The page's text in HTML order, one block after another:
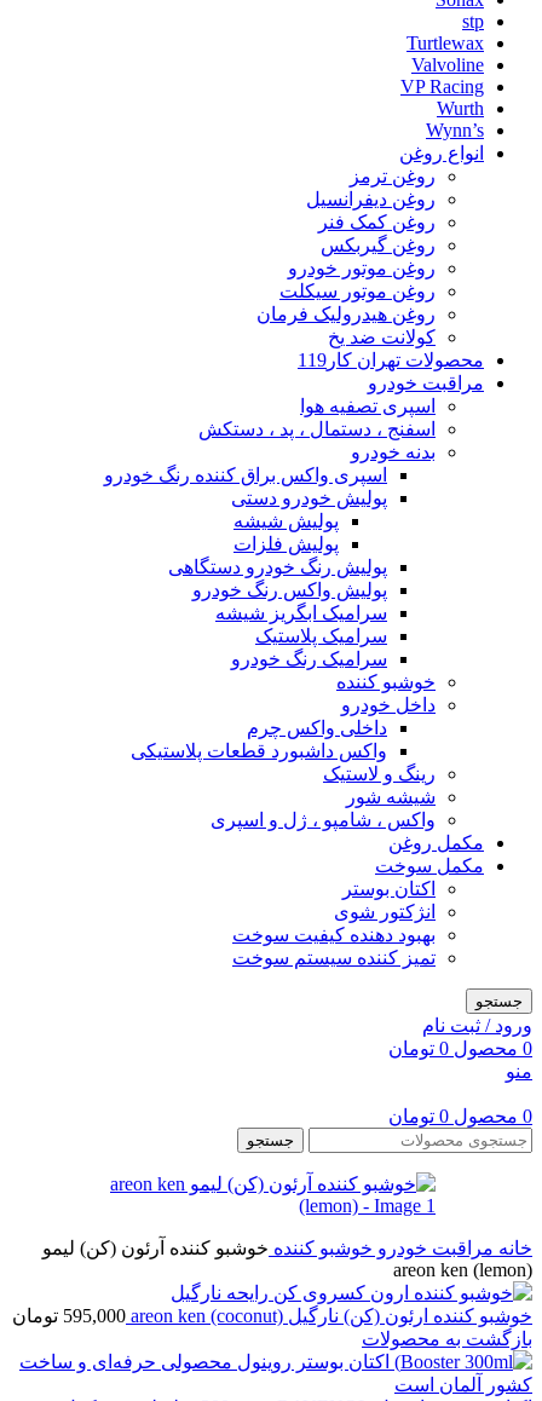
stp
Turtlewax
Valvoline
VP Racing
Wurth
Wynn’s
انواع روغن
روغن ترمز
روغن دیفرانسیل
روغن کمک فنر
روغن گیربکس
روغن موتور خودرو
روغن موتور سیکلت
روغن هیدرولیک فرمان
کولانت ضد یخ
محصولات تهران کار119
مراقبت خودرو
اسپری تصفیه هوا
اسفنج ، دستمال ، پد ، دستکش
بدنه خودرو
اسپری واکس براق کننده رنگ خودرو
پولیش خودرو دستی
پولیش شیشه
پولیش فلزات
پولیش رنگ خودرو دستگاهی
پولیش واکس رنگ خودرو
سرامیک ابگریز شیشه
سرامیک پلاستیک
سرامیک رنگ خودرو
خوشبو کننده
داخل خودرو
داخلی واکس چرم
واکس داشبورد قطعات پلاستیکی
رینگ و لاستیک
شیشه شور
واکس ، شامپو ، ژل و اسپری
مکمل روغن
مکمل سوخت
اکتان بوستر
انژکتور شوی
بهبود دهنده کیفیت سوخت
تمیز کننده سیستم سوخت
جستجو
ورود / ثبت نام
0 محصول 0 تومان
منو
0 محصول 0 تومان
جستجو
خانه مراقبت خودرو خوشبو کننده خوشبو کننده آرئون (کن) لیمو
areon ken (lemon)
خوشبو کننده ارئون (کن) نارگیل areon ken (coconut) 595,000 تومان
بازگشت به محصولات